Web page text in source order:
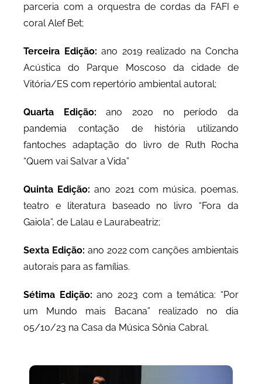
parceria com a orquestra de cordas da FAFI e
coral Alef Bet;
Terceira Edição: ano 2019 realizado na Concha
Acústica do Parque Moscoso da cidade de
Vitória/ES com repertório ambiental autoral;
Quarta Edição: ano 2020 no período da
pandemia contação de história utilizando
fantoches adaptação do livro de Ruth Rocha
“Quem vai Salvar a Vida”
Quinta Edição: ano 2021 com música, poemas,
teatro e literatura baseado no livro “Fora da
Gaiola”, de Lalau e Laurabeatriz;
Sexta Edição: ano 2022 com canções ambientais
autorais para as famílias.
Sétima Edição: ano 2023 com a temática: “Por
um Mundo mais Bacana” realizado no dia
05/10/23 na Casa da Música Sônia Cabral.